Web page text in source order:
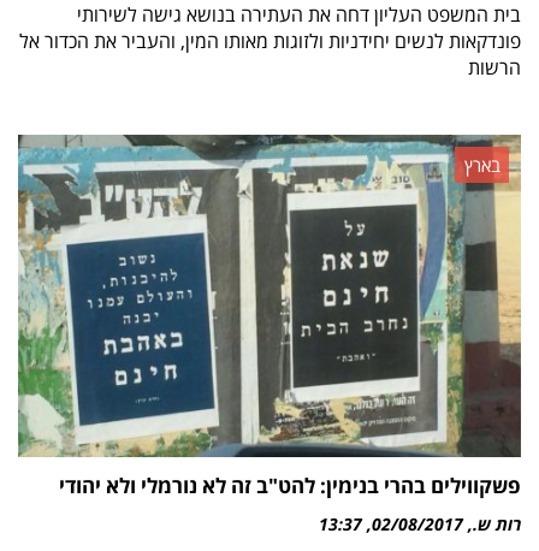
בית המשפט העליון דחה את העתירה בנושא גישה לשירותי
פונדקאות לנשים יחידניות ולזוגות מאותו המין, והעביר את הכדור אל
הרשות
בארץ
פשקווילים בהרי בנימין: להט"ב זה לא נורמלי ולא יהודי
רות ש. 02/08/2017
13:37